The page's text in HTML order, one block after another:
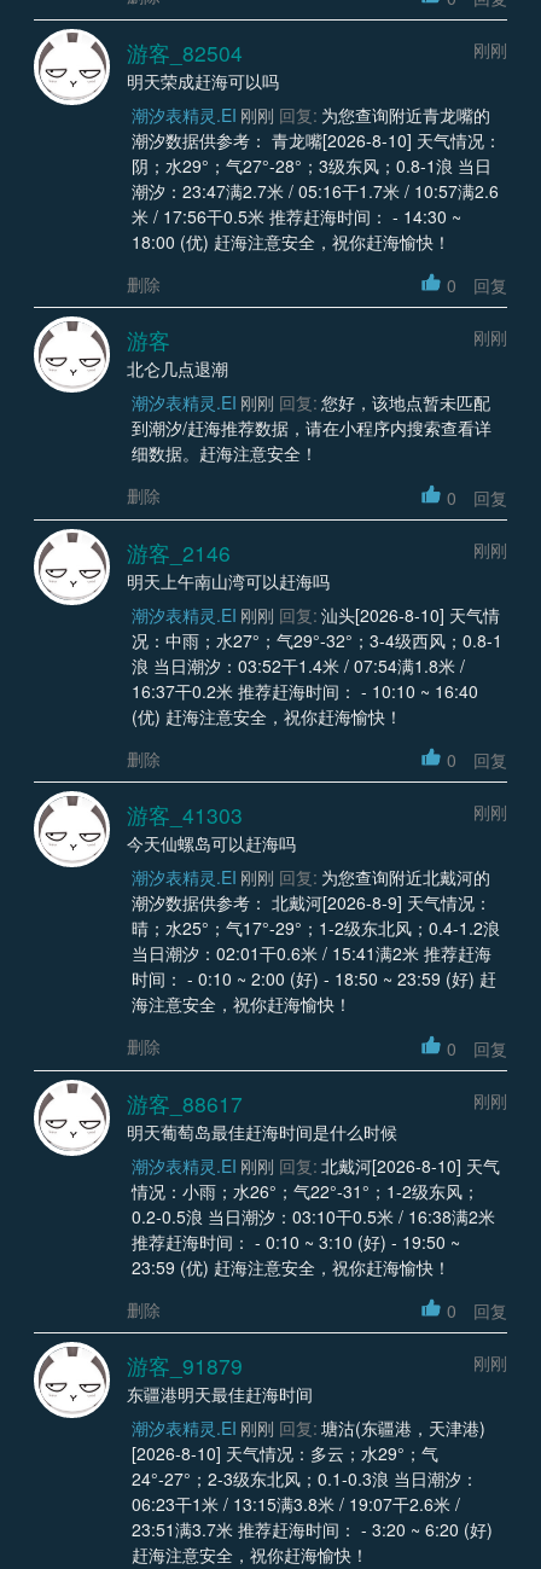
游客_82504
刚刚
明天荣成赶海可以吗
潮汐表精灵.EI 刚刚 回复: 为您查询附近青龙嘴的
潮汐数据供参考： 青龙嘴[2026-8-10] 天气情况：
阴；水29°；气27°-28°；3级东风；0.8-1浪 当日
潮汐：23:47满2.7米 / 05:16干1.7米 / 10:57满2.6
米 / 17:56干0.5米 推荐赶海时间： - 14:30 ~
18:00 (优) 赶海注意安全，祝你赶海愉快！
删除
0 回复
游客
刚刚
北仑几点退潮
潮汐表精灵.EI 刚刚 回复: 您好，该地点暂未匹配
到潮汐/赶海推荐数据，请在小程序内搜索查看详
细数据。赶海注意安全！
删除
0 回复
游客_2146
刚刚
明天上午南山湾可以赶海吗
潮汐表精灵.EI 刚刚 回复: 汕头[2026-8-10] 天气情
况：中雨；水27°；气29°-32°；3-4级西风；0.8-1
浪 当日潮汐：03:52干1.4米 / 07:54满1.8米 /
16:37干0.2米 推荐赶海时间： - 10:10 ~ 16:40
(优) 赶海注意安全，祝你赶海愉快！
删除
0 回复
游客_41303
刚刚
今天仙螺岛可以赶海吗
潮汐表精灵.EI 刚刚 回复: 为您查询附近北戴河的
潮汐数据供参考： 北戴河[2026-8-9] 天气情况：
晴；水25°；气17°-29°；1-2级东北风；0.4-1.2浪
当日潮汐：02:01干0.6米 / 15:41满2米 推荐赶海
时间： - 0:10 ~ 2:00 (好) - 18:50 ~ 23:59 (好) 赶
海注意安全，祝你赶海愉快！
删除
0 回复
游客_88617
刚刚
明天葡萄岛最佳赶海时间是什么时候
潮汐表精灵.EI 刚刚 回复: 北戴河[2026-8-10] 天气
情况：小雨；水26°；气22°-31°；1-2级东风；
0.2-0.5浪 当日潮汐：03:10干0.5米 / 16:38满2米
推荐赶海时间： - 0:10 ~ 3:10 (好) - 19:50 ~
23:59 (优) 赶海注意安全，祝你赶海愉快！
删除
0 回复
游客_91879
刚刚
东疆港明天最佳赶海时间
潮汐表精灵.EI 刚刚 回复: 塘沽(东疆港，天津港)
[2026-8-10] 天气情况：多云；水29°；气
24°-27°；2-3级东北风；0.1-0.3浪 当日潮汐：
06:23干1米 / 13:15满3.8米 / 19:07干2.6米 /
23:51满3.7米 推荐赶海时间： - 3:20 ~ 6:20 (好)
赶海注意安全，祝你赶海愉快！